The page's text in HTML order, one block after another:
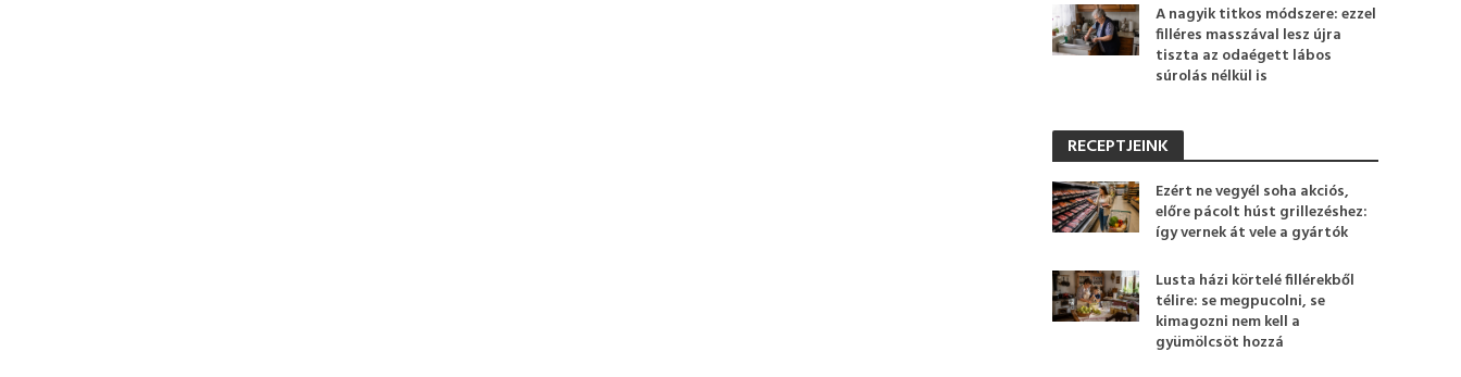
A nagyik titkos módszere: ezzel
filléres masszával lesz újra
tiszta az odaégett lábos
súrolás nélkül is
RECEPTJEINK
Ezért ne vegyél soha akciós,
előre pácolt húst grillezéshez:
így vernek át vele a gyártók
Lusta házi körtelé fillérekből
télire: se megpucolni, se
kimagozni nem kell a
gyümölcsöt hozzá